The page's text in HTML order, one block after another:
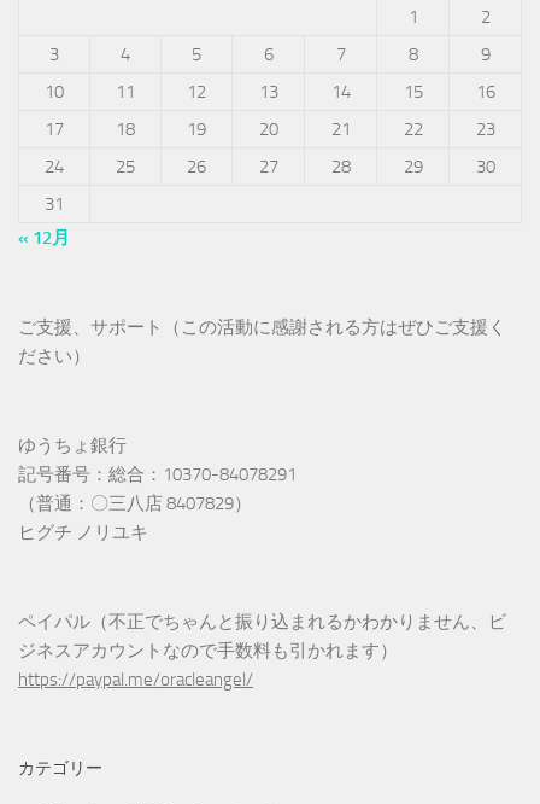
1
2
3
4 5 6 7 8
9
10
11 12 13 14 15
16
17
18 19 20 21 22
23
24
25 26 27 28 29
30
31
« 12月
ご支援、サポート（この活動に感謝される方はぜひご支援く
ださい）
ゆうちょ銀行
記号番号：総合：10370-84078291
（普通：〇三八店 8407829）
ヒグチ ノリユキ
ペイパル（不正でちゃんと振り込まれるかわかりません、ビ
ジネスアカウントなので手数料も引かれます）
https://paypal.me/oracleangel/
カテゴリー